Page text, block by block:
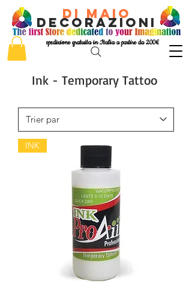
di Maio
decorazioni
spedizione gratuita in Italia a partire da 200€
Ink - Temporary Tattoo
INK